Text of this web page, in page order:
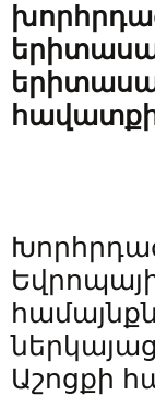
հավատքի
Աշոցքի